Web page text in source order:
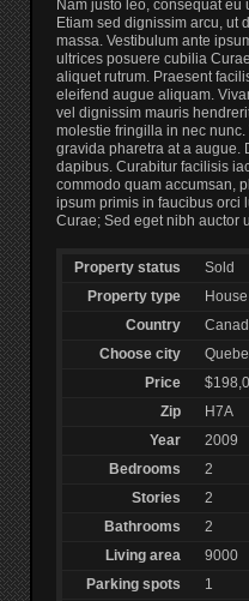
Nam justo leo, consequat
Etiam sed dignissim arcu, ut
massa. Vestibulum ante
ultrices posuere cubilia
aliquet rutrum. Praesent
eleifend augue aliquam.
vel dignissim mauris
molestie fringilla in nec
gravida pharetra at a augue.
dapibus. Curabitur facilisis
commodo quam accumsan,
ipsum primis in faucibus orci
Curae; Sed eget nibh auctor
Property status
Sold
Property type
House
Country
Choose city
Price
Zip
H7A
Year
2009
Bedrooms
2
Stories
2
Bathrooms
2
Living area
9000
Parking spots
1